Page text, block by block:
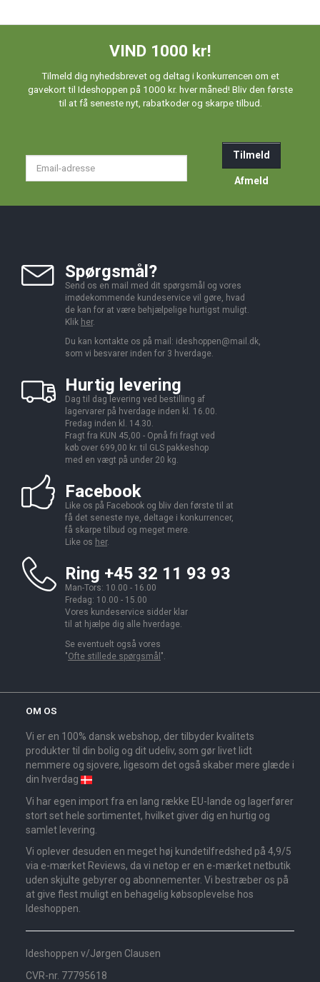
VIND 1000 kr!
Tilmeld dig nyhedsbrevet og deltag i konkurrencen om et
gavekort til Ideshoppen på 1000 kr. hver måned! Bliv den første
til at få seneste nyt, rabatkoder og skarpe tilbud.
Tilmeld
Afmeld
Spørgsmål?
Send os en mail med dit spørgsmål og vores
imødekommende kundeservice vil gøre, hvad
de kan for at være behjælpelige hurtigst muligt.
Klik her.
Du kan kontakte os på mail: ideshoppen@mail.dk,
som vi besvarer inden for 3 hverdage.
Hurtig levering
Dag til dag levering ved bestilling af
lagervarer på hverdage inden kl. 16.00.
Fredag inden kl. 14.30.
Fragt fra KUN 45,00 - Opnå fri fragt ved
køb over 699,00 kr. til GLS pakkeshop
med en vægt på under 20 kg.
Facebook
Like os på Facebook og bliv den første til at
få det seneste nye, deltage i konkurrencer,
få skarpe tilbud og meget mere.
Like os her.
Ring +45 32 11 93 93
Man-Tors: 10.00 - 16.00
Fredag: 10.00 - 15.00
Vores kundeservice sidder klar
til at hjælpe dig alle hverdage.
Se eventuelt også vores
"Ofte stillede spørgsmål ".
OM OS
Vi er en 100% dansk webshop, der tilbyder kvalitets
produkter til din bolig og dit udeliv, som gør livet lidt
nemmere og sjovere, ligesom det også skaber mere glæde i
din hverdag
Vi har egen import fra en lang række EU-lande og lagerfører
stort set hele sortimentet, hvilket giver dig en hurtig og
samlet levering.
Vi oplever desuden en meget høj kundetilfredshed på 4,9/5
via e-mærket Reviews, da vi netop er en e-mærket netbutik
uden skjulte gebyrer og abonnementer. Vi bestræber os på
at give flest muligt en behagelig købsoplevelse hos
Ideshoppen.
Ideshoppen v/Jørgen Clausen
CVR-nr. 77795618